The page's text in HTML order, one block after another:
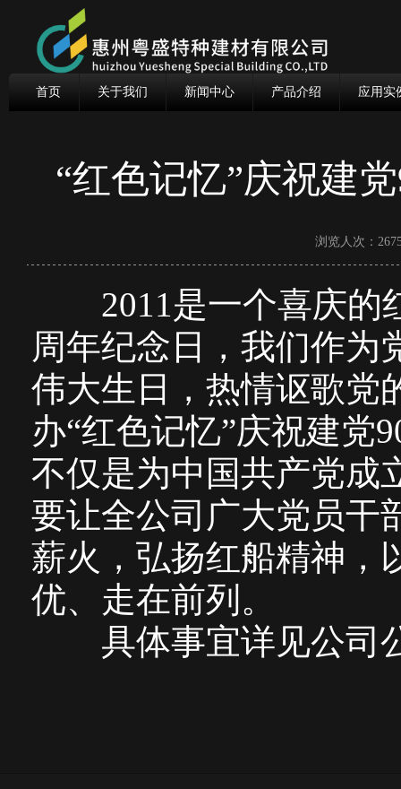
首页 关于我们 新闻中心 产品介绍 应用实
“红色记忆”庆祝建
浏览人次：
2011是一个喜庆的
周年纪念日，我们作为
伟大生日，热情讴歌党
办“红色记忆”庆祝建党
不仅是为中国共产党成
要让全公司广大党员干
薪火，弘扬红船精神，
优、走在前列。
具体事宜详见公司